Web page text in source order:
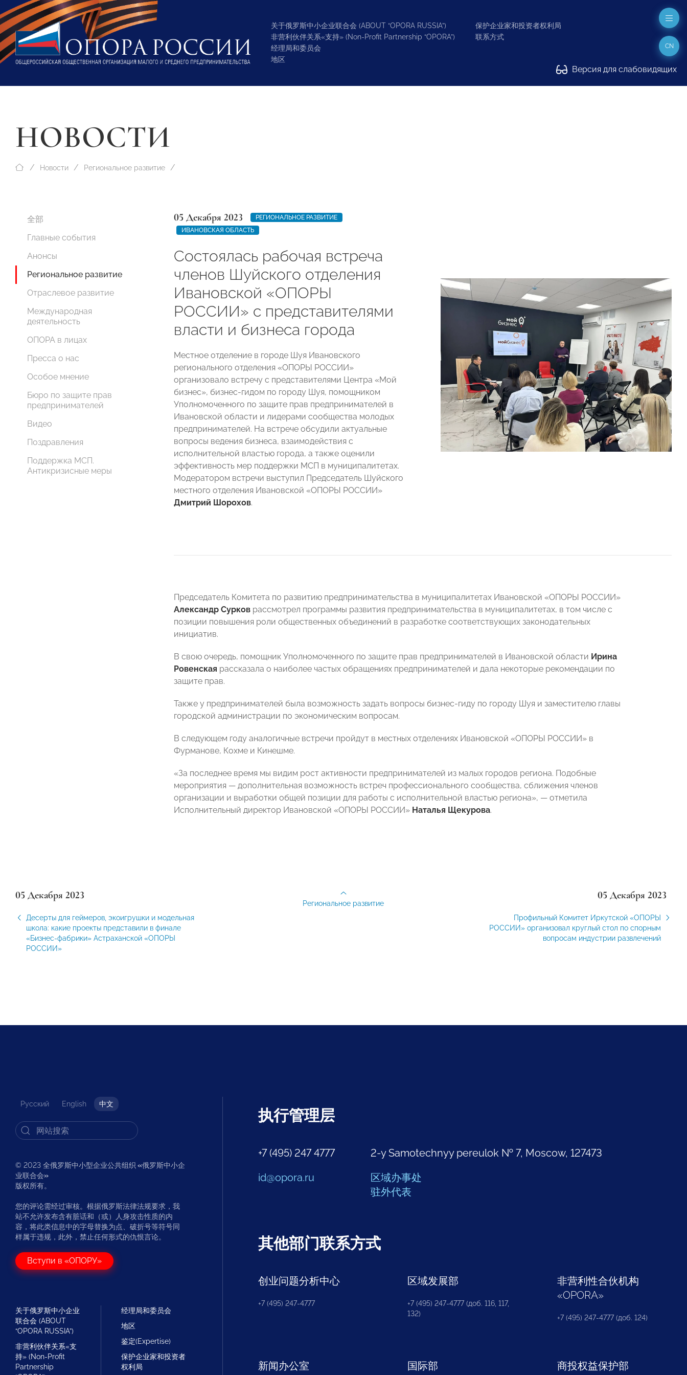
关于俄罗斯中小企业联合会 (ABOUT “OPORA RUSSIA”)
非营利伙伴关系«支持» (Non-Profit Partnership “OPORA”)
经理局和委员会
地区
保护企业家和投资者权利局
联系方式
Версия для слабовидящих
CN
НОВОСТИ
Новости Региональное развитие
全部
Главные события
Анонсы
Региональное развитие
Отраслевое развитие
Международная
деятельность
ОПОРА в лицах
Пресса о нас
Особое мнение
Бюро по защите прав
предпринимателей
Видео
Поздравления
Поддержка МСП.
Антикризисные меры
05 Декабря 2023
РЕГИОНАЛЬНОЕ РАЗВИТИЕ
ИВАНОВСКАЯ ОБЛАСТЬ
Состоялась рабочая встреча
членов Шуйского отделения
Ивановской «ОПОРЫ
РОССИИ» с представителями
власти и бизнеса города
Местное отделение в городе Шуя Ивановского
регионального отделения «ОПОРЫ РОССИИ»
организовало встречу с представителями Центра «Мой
бизнес», бизнес-гидом по городу Шуя, помощником
Уполномоченного по защите прав предпринимателей в
Ивановской области и лидерами сообщества молодых
предпринимателей. На встрече обсудили актуальные
вопросы ведения бизнеса, взаимодействия с
исполнительной властью города, а также оценили
эффективность мер поддержки МСП в муниципалитетах.
Модератором встречи выступил Председатель Шуйского
местного отделения Ивановской «ОПОРЫ РОССИИ»
Дмитрий Шорохов.
Председатель Комитета по развитию предпринимательства в муниципалитетах Ивановской «ОПОРЫ РОССИИ»
Александр Сурков рассмотрел программы развития предпринимательства в муниципалитетах, в том числе с
позиции повышения роли общественных объединений в разработке соответствующих законодательных
инициатив.
В свою очередь, помощник Уполномоченного по защите прав предпринимателей в Ивановской области Ирина
Ровенская рассказала о наиболее частых обращениях предпринимателей и дала некоторые рекомендации по
защите прав.
Также у предпринимателей была возможность задать вопросы бизнес-гиду по городу Шуя и заместителю главы
городской администрации по экономическим вопросам.
В следующем году аналогичные встречи пройдут в местных отделениях Ивановской «ОПОРЫ РОССИИ» в
Фурманове, Кохме и Кинешме.
«За последнее время мы видим рост активности предпринимателей из малых городов региона. Подобные
мероприятия — дополнительная возможность встреч профессионального сообщества, сближения членов
организации и выработки общей позиции для работы с исполнительной властью региона», — отметила
Исполнительный директор Ивановской «ОПОРЫ РОССИИ» Наталья Щекурова.
05 Декабря 2023
Десерты для геймеров, экоигрушки и модельная
школа: какие проекты представили в финале
«Бизнес-фабрики» Астраханской «ОПОРЫ
РОССИИ»
05 Декабря 2023
Профильный Комитет Иркутской «ОПОРЫ
РОССИИ» организовал круглый стол по спорным
вопросам индустрии развлечений
Региональное развитие
Русский English 中文
© 2023 全俄罗斯中小型企业公共组织 «俄罗斯中小企
业联合会»
版权所有。
您的评论需经过审核。根据俄罗斯法律法规要求，我
站不允许发布含有脏话和（或）人身攻击性质的内
容，将此类信息中的字母替换为点、破折号等符号同
样属于违规，此外，禁止任何形式的仇恨言论。
Вступи в «ОПОРУ»
关于俄罗斯中小企业
联合会 (ABOUT
“OPORA RUSSIA”)
非营利伙伴关系«支
持» (Non-Profit
Partnership
经理局和委员会
地区
鉴定(Expertise)
保护企业家和投资者
权利局
执行管理层
+7 (495) 247 4777
id@opora.ru
2-y Samotechnyy pereulok № 7, Moscow, 127473
区域办事处
驻外代表
其他部门联系方式
创业问题分析中心
+7 (495) 247-4777
区域发展部
+7 (495) 247-4777 (доб. 116, 117,
132)
非营利性合伙机构
«OPORA»
+7 (495) 247-4777 (доб. 124)
新闻办公室 国际部 商投权益保护部